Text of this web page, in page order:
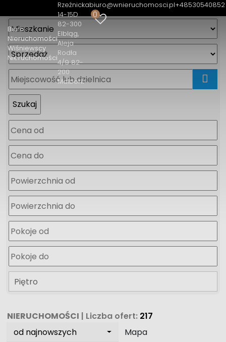
Biuro
Nieruchomości
Wiśniewscy
Nieruchomości
Rzeźnicka
14-15D
82-300
Elbląg
Aleja
Rodła
4/9 82-
200
Malbork
biuro@wnieruchomosci.pl+48530540852
0
Piętro
NIERUCHOMOŚCI | Liczba ofert: 217
od najnowszych
Mapa